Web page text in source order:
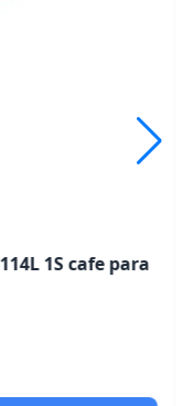
1S cafe para